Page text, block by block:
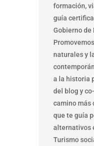
formación,
guía
Gobierno de
naturales y
a la historia
del blog y
camino más
que te guía
alternativos
Turismo